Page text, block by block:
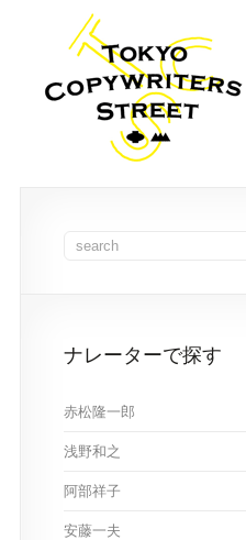
ナレーターで探す
赤松隆一郎
浅野和之
阿部祥子
安藤一夫